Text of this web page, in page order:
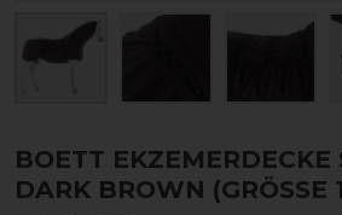
BOETT
DARK BROWN (GRÖSSE